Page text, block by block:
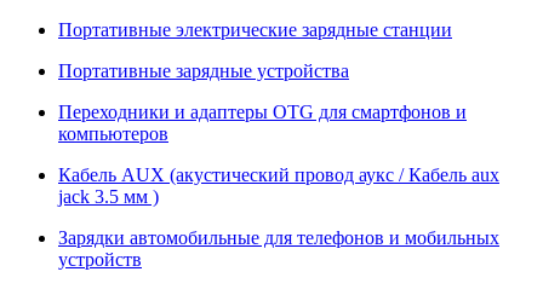
Портативные электрические зарядные станции
Портативные зарядные устройства
Переходники и адаптеры OTG для смартфонов и
компьютеров
Кабель AUX (акустический провод аукс / Кабель aux
jack 3.5 мм )
Зарядки автомобильные для телефонов и мобильных
устройств